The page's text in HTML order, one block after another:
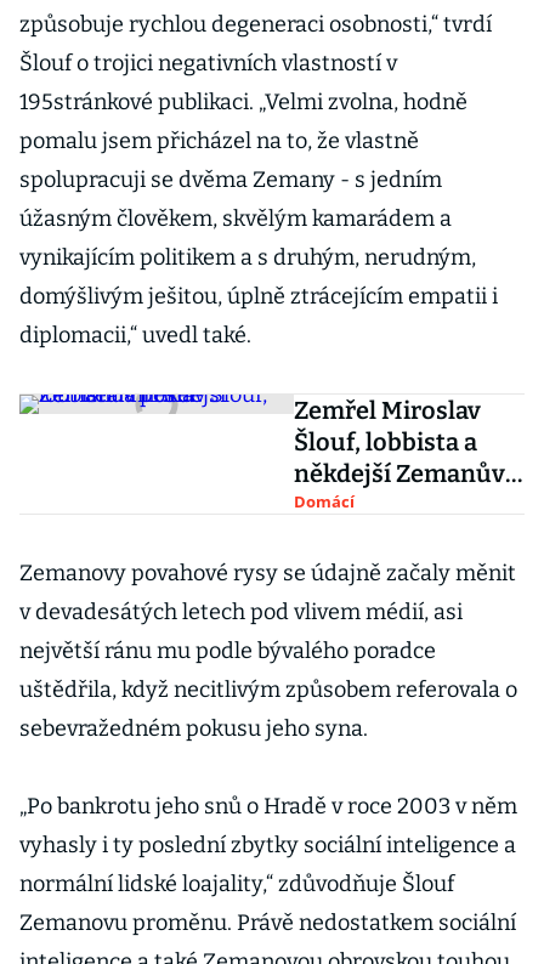
způsobuje rychlou degeneraci osobnosti,“ tvrdí
Šlouf o trojici negativních vlastností v
195stránkové publikaci. „Velmi zvolna, hodně
pomalu jsem přicházel na to, že vlastně
spolupracuji se dvěma Zemany - s jedním
úžasným člověkem, skvělým kamarádem a
vynikajícím politikem a s druhým, nerudným,
domýšlivým ješitou, úplně ztrácejícím empatii i
diplomacii,“ uvedl také.
Zemřel Miroslav
Šlouf, lobbista a
někdejší Zemanův
přítel
Domácí
Zemanovy povahové rysy se údajně začaly měnit
v devadesátých letech pod vlivem médií, asi
největší ránu mu podle bývalého poradce
uštědřila, když necitlivým způsobem referovala o
sebevražedném pokusu jeho syna.
„Po bankrotu jeho snů o Hradě v roce 2003 v něm
vyhasly i ty poslední zbytky sociální inteligence a
normální lidské loajality,“ zdůvodňuje Šlouf
Zemanovu proměnu. Právě nedostatkem sociální